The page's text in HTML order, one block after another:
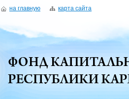
на главную карта сайта